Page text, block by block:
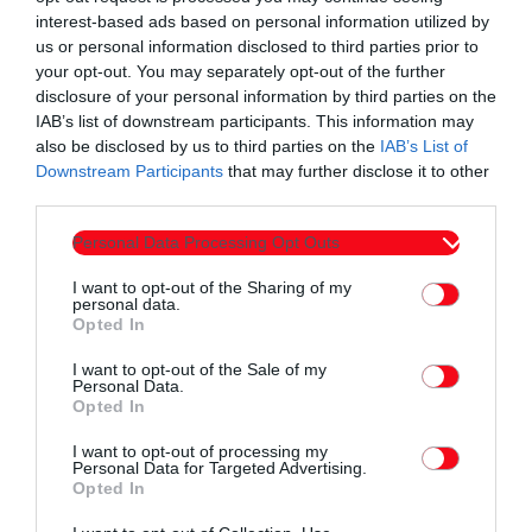
interest-based ads based on personal information utilized by
us or personal information disclosed to third parties prior to
your opt-out. You may separately opt-out of the further
disclosure of your personal information by third parties on the
IAB’s list of downstream participants. This information may
also be disclosed by us to third parties on the IAB’s List of
Downstream Participants that may further disclose it to other
Personal Data Processing Opt Outs
I want to opt-out of the Sharing of my
personal data.
Opted In
I want to opt-out of the Sale of my
Personal Data.
Opted In
I want to opt-out of processing my
Personal Data for Targeted Advertising.
Opted In
αγώνες που είχε αγωνιστεί.
ΕΠΟΜΕΝΗ ΑΓΩΝΙΣΤΙΚΗ (19η, 1-2/3)
ΜΓΣΑΕ Κομοτηνής – ΑΟ Ορεστιάδας
ΑΣ Ελπίς – ΣΦΚ Πιερικός
ΣΦΦΑ Άμιλλα – ΑΣ Ιωνικός Ιωνίας
Φοίνικας Πολίχνης – ΕΑ Λαρίσης
ΓΕ Αλεξανδρούπολης – ΑΠΣ Φθία
Συντάχθηκε από:ERKO